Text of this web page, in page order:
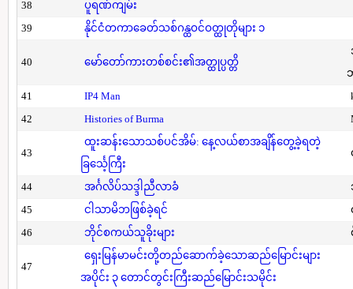
38
ပူရဏ်ကျမ်း
39
နိုင်ငံတကာခေတ်သစ်ဂန္ထဝင်ဝတ္ထုတိုများ ၁
40 မော်တော်ကားတစ်စင်း၏အတ္ထုပ္ပတ္တိ
41
IP4 Man
42
Histories of Burma
43
ထူးဆန်းသောသစ်ပင်အိမ်: နေ့လယ်စာအချိန်တွေ့ခဲ့ရတဲ့
ခြင်္သေ့ကြီး
44 အင်္ဂလိပ်သဒ္ဒါညီလာခံ
45
ငါသာမိဘဖြစ်ခဲ့ရင်
46
ဘိုင်စကယ်သူခိုးများ
47
ရှေးမြန်မာမင်းတို့တည်ဆောက်ခဲ့သောဆည်မြောင်းများ
အပိုင်း ၃ တောင်တွင်းကြီးဆည်မြောင်းသမိုင်း